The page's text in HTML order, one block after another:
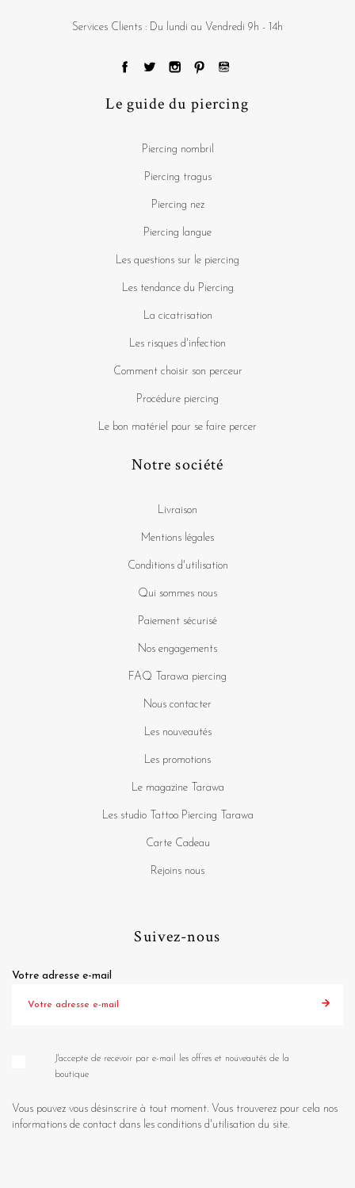
Services Clients : Du lundi au Vendredi 9h - 14h
Le guide du piercing
Piercing nombril
Piercing tragus
Piercing nez
Piercing langue
Les questions sur le piercing
Les tendance du Piercing
La cicatrisation
Les risques d'infection
Comment choisir son perceur
Procédure piercing
Le bon matériel pour se faire percer
Notre société
Livraison
Mentions légales
Conditions d'utilisation
Qui sommes nous
Paiement sécurisé
Nos engagements
FAQ Tarawa piercing
Nous contacter
Les nouveautés
Les promotions
Le magazine Tarawa
Les studio Tattoo Piercing Tarawa
Carte Cadeau
Rejoins nous
Suivez-nous
Votre adresse e-mail
J'accepte de recevoir par e-mail les offres et nouveautés de la
boutique
Vous pouvez vous désinscrire à tout moment. Vous trouverez pour cela nos
informations de contact dans les conditions d'utilisation du site.